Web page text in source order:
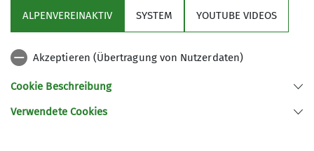
Informationen zu geplanten und
spontanen Unternehmungen erhaltet
Ihr über die DAV Fürth Wispo-
Mailingliste und Skitour-Mailingliste
Meldet euch bei Interesse an unter
https://lists.alpenverein-
fuerth.de/listinfo/wispo
Sektion
Programm
ALPENVEREINAKTIV SYSTEM YOUTUBE VIDEOS
Akzeptieren (Übertragung von Nutzerdaten)
Cookie Beschreibung
Verwendete Cookies